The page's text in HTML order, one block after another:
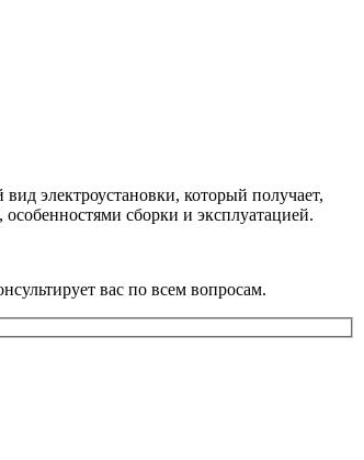
электроустановки, который получает,
сборки и эксплуатацией.
вас по всем вопросам.